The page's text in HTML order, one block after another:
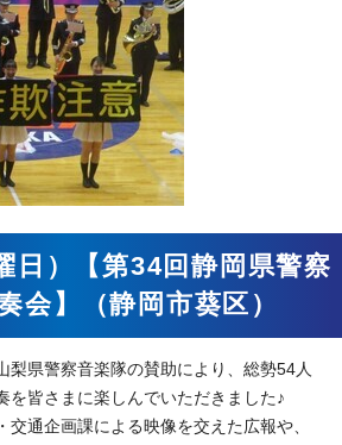
日）【第34回静岡県警察
会】（静岡市葵区）
梨県警察音楽隊の賛助により、総勢54人
を皆さまに楽しんでいただきました♪
交通企画課による映像を交えた広報や、